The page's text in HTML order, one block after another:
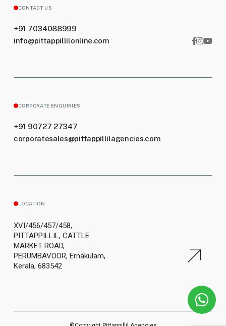
CONTACT US
+91 7034088999
info@pittappillilonline.com
CORPORATE ENQUIRIES
+91 90727 27347
corporatesales@pittappillilagencies.com
LOCATION
XVI/456/457/458,
PITTAPPILLIL, CATTLE
MARKET ROAD,
PERUMBAVOOR, Ernakulam,
Kerala, 683542